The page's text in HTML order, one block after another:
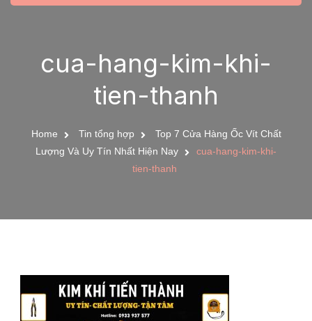
cua-hang-kim-khi-
tien-thanh
Home Tin tổng hợp
Top 7 Cửa Hàng Ốc Vít Chất
Lượng Và Uy Tín Nhất Hiện Nay
cua-hang-kim-khi-
tien-thanh